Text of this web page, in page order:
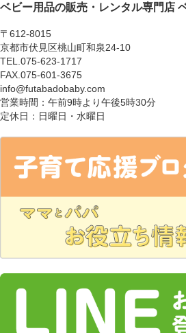
ベビー用品の販売・レンタル専門店
〒612-8015
京都市伏見区桃山町和泉24-10
TEL.075-623-1717
FAX.075-601-3675
info@futabadobaby.com
営業時間：午前9時より午後5時30分
定休日：日曜日・水曜日